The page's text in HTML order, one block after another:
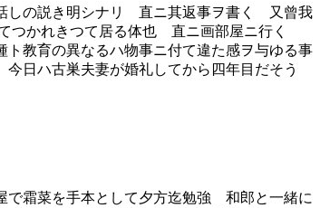
しの説き明シナリ 直ニ其返事ヲ書く 又曾我
つかれきつて居る体也 直ニ画部屋ニ行く
教育の異なるハ物事ニ付て違た感ヲ与ゆる事
日ハ古巣夫妻が婚礼してから四年目だそう
霜菜を手本として夕方迄勉強 和郎と一緒に